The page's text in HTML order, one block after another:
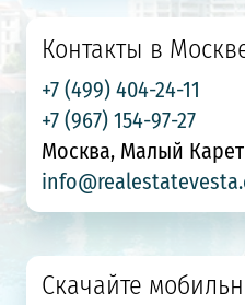
Контакты в
+7 (499) 404-24-11
+7 (967) 154-97-27
Москва, Малый
Скачайте